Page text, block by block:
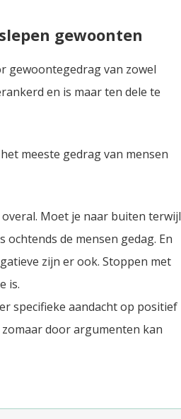
gewoonten
gewoontegedrag van zowel
en is maar ten dele te
meeste gedrag van mensen
Moet je naar buiten terwijl
ochtends de mensen gedag. En
zijn er ook. Stoppen met
is.
specifieke aandacht op positief
door argumenten kan